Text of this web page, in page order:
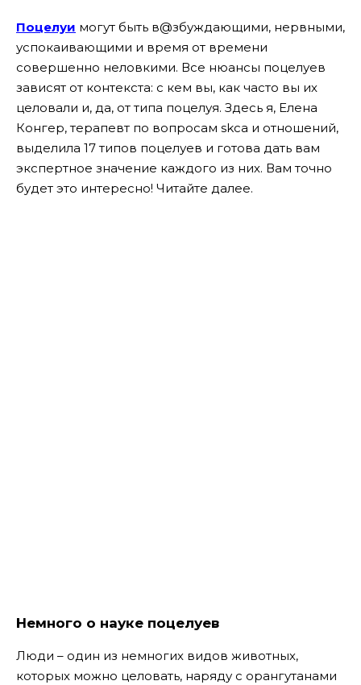
Поцелуи могут быть в@збуждающими, нервными,
успокаивающими и время от времени
совершенно неловкими. Все нюансы поцелуев
зависят от контекста: с кем вы, как часто вы их
целовали и, да, от типа поцелуя. Здесь я, Елена
Конгер, терапевт по вопросам skса и отношений,
выделила 17 типов поцелуев и готова дать вам
экспертное значение каждого из них. Вам точно
будет это интересно! Читайте далее.
Немного о науке поцелуев
Люди – один из немногих видов животных,
которых можно целовать, наряду с орангутанами